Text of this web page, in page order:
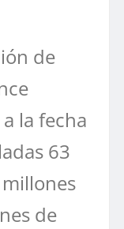
de
la fecha
63
de